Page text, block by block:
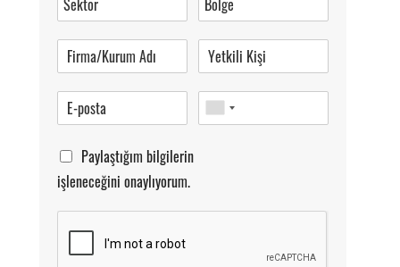
Pazartesi-Cumartesi 09.00-20.00
Paylaştığım bilgilerin
işleneceğini onaylıyorum.